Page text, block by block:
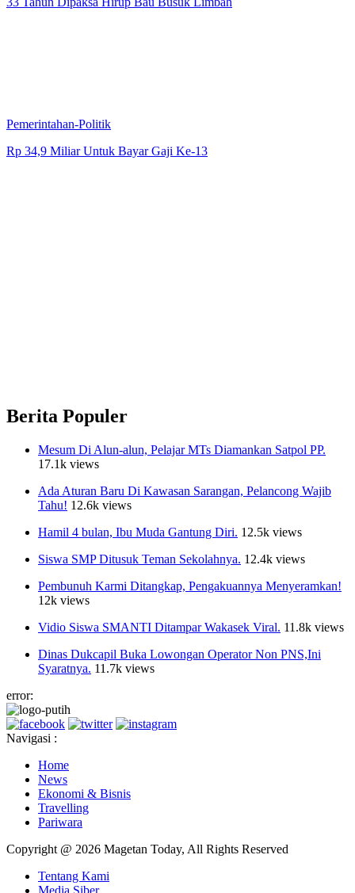
Pemerintahan-Politik
Rp 34,9 Miliar Untuk Bayar Gaji Ke-13
Berita Populer
Mesum Di Alun-alun, Pelajar MTs Diamankan Satpol PP.
17.1k views
Ada Aturan Baru Di Kawasan Sarangan, Pelancong Wajib
Tahu! 12.6k views
Hamil 4 bulan, Ibu Muda Gantung Diri. 12.5k views
Siswa SMP Ditusuk Teman Sekolahnya. 12.4k views
Pembunuh Karmi Ditangkap, Pengakuannya Menyeramkan!
12k views
Vidio Siswa SMANTI Ditampar Wakasek Viral. 11.8k views
Dinas Dukcapil Buka Lowongan Operator Non PNS,Ini
Syaratnya. 11.7k views
error:
Navigasi :
Home
News
Ekonomi & Bisnis
Travelling
Pariwara
Copyright @ 2026 Magetan Today, All Rights Reserved
Tentang Kami
Media Siber